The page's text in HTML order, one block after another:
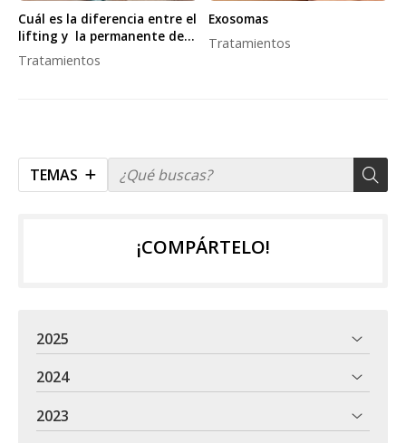
TEMAS
Cuál es la diferencia entre el
lifting y la permanente de
pestañas?
Tratamientos
Exosomas
Tratamientos
¡COMPÁRTELO!
2025
2024
2023